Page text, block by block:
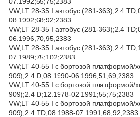
VW;LT 28-35 I автобус (281-363);2.4
08.1992;68;92;2383
VW;LT 28-35 I автобус (281-363);2.4
06.1996;70;95;2383
VW;LT 28-35 I автобус (281-363);2.4
07.1989;75;102;2383
VW;LT 40-55 I c бортовой платформой/
909);2.4 D;08.1990-06.1996;51;69;2383
VW;LT 40-55 I c бортовой платформой/
909);2.4 D;12.1978-02.1991;55;75;2383
VW;LT 40-55 I c бортовой платформой/
909);2.4 TD;08.1988-07.1991;68;92;2383